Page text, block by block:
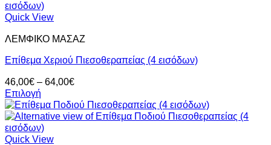
Quick View
ΛΕΜΦΙΚΟ ΜΑΣΑΖ
Επίθεμα Χεριού Πιεσοθεραπείας (4 εισόδων)
46,00€ – 64,00€Price
46,00€
through
Επιλογή
Αυτό
το
προϊόν
έχει
Quick View